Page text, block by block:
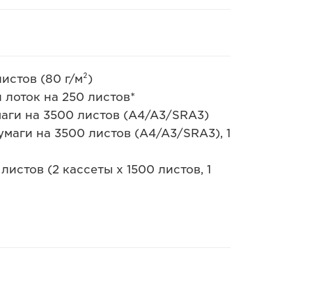
(80 г/м²)
на 250 листов*
на 3500 листов (A4/A3/SRA3)
на 3500 листов (A4/A3/SRA3), 1
(2 кассеты x 1500 листов, 1